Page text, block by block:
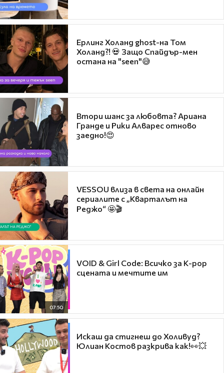
Ерлинг Холанд ghost-на Том
Холанд?! 💀 Защо Спайдър-мен
остана на "seen"😅
Втори шанс за любовта? Ариана
Гранде и Рики Алварес отново
заедно!😍
VESSOU влиза в света на онлайн
сериалите с „Кварталът на
Реджо“ 🤩🎬
07:50
VOID & Girl Code: Всичко за K-pop
сцената и мечтите им
Искаш да стигнеш до Холивуд?
Юлиан Костов разкрива как!👀💥